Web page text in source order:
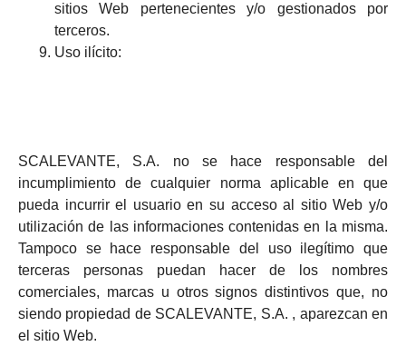
sitios Web pertenecientes y/o gestionados por
terceros.
Uso ilícito:
SCALEVANTE, S.A. no se hace responsable del
incumplimiento de cualquier norma aplicable en que
pueda incurrir el usuario en su acceso al sitio Web y/o
utilización de las informaciones contenidas en la misma.
Tampoco se hace responsable del uso ilegítimo que
terceras personas puedan hacer de los nombres
comerciales, marcas u otros signos distintivos que, no
siendo propiedad de SCALEVANTE, S.A. , aparezcan en
el sitio Web.